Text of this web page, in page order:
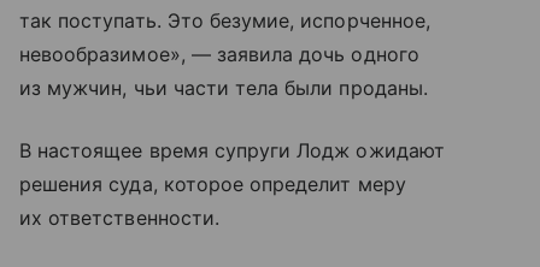
так поступать. Это безумие, испорченное,
невообразимое», — заявила дочь одного
из мужчин, чьи части тела были проданы.
В настоящее время супруги Лодж ожидают
решения суда, которое определит меру
их ответственности.